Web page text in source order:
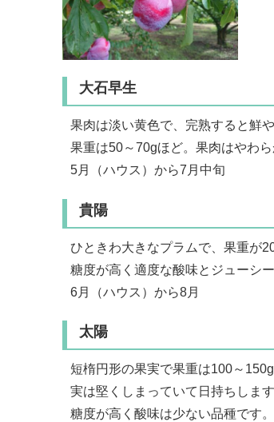
大石早生
果肉は淡い黄色で、完熟すると鮮や
果重は50～70gほど。果肉はやわ
5月（ハウス）から7月中旬
貴陽
ひときわ大きなプラムで、果重が
糖度が高く適度な酸味とジューシー
6月（ハウス）から8月
太陽
短楕円形の果実で果重は100～150g
実は堅くしまっていて日持ちします
糖度が高く酸味は少ない品種です。